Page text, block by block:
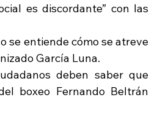
es discordante” con las
se entiende cómo se atreve
García Luna.
deben saber que
boxeo Fernando Beltrán